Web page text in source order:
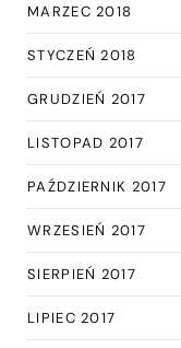
MARZEC 2018
STYCZEŃ 2018
GRUDZIEŃ 2017
LISTOPAD 2017
PAŹDZIERNIK 2017
WRZESIEŃ 2017
SIERPIEŃ 2017
LIPIEC 2017